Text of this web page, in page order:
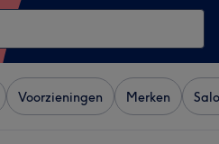
Voorzieningen Merken